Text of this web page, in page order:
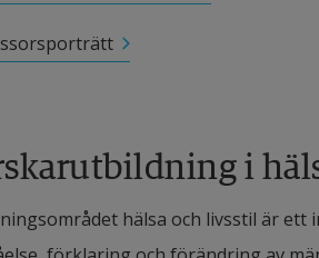
i
hälsa och livsstil är